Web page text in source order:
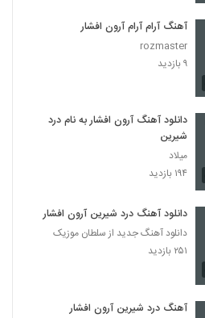
آهنگ آرام آرام آرون افشار
rozmaster
۹ بازدید
دانلود آهنگ آرون افشار به نام درد
شیرین
میلاد
۱۹۴ بازدید
دانلود آهنگ درد شیرین آرون افشار
دانلود آهنگ جدید از سلطان موزیک
۲۵۱ بازدید
آهنگ درد شیرین آرون افشار